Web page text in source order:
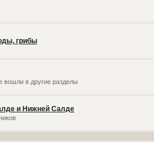
грибы
вошли в другие разделы
и Нижней Салде